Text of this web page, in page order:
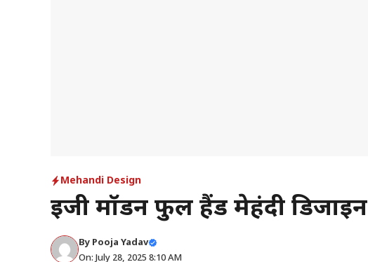
Mehandi Design
इजी मॉडर्न फुल हैंड मेहंदी डिजाइन
By Pooja Yadav
On: July 28, 2025 8:10 AM